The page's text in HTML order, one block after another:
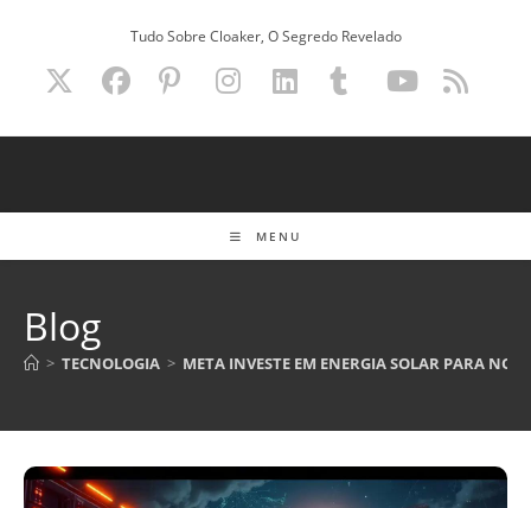
Tudo Sobre Cloaker, O Segredo Revelado
MENU
Blog
> TECNOLOGIA > META INVESTE EM ENERGIA SOLAR PARA